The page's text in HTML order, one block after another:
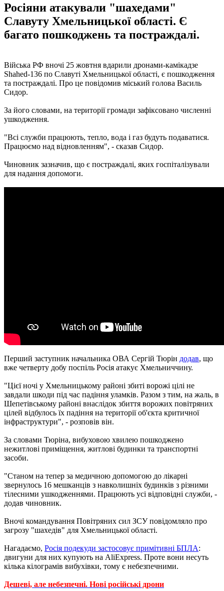
Росіяни атакували "шахедами"
Славуту Хмельницької області. Є
багато пошкоджень та постраждалі.
Війська РФ вночі 25 жовтня вдарили дронами-камікадзе
Shahed-136 по Славуті Хмельницької області, є пошкодження
та постраждалі. Про це повідомив міський голова Василь
Сидор.
За його словами, на території громади зафіксовано численні
ушкодження.
"Всі служби працюють, тепло, вода і газ будуть подаватися.
Працюємо над відновленням", - сказав Сидор.
Чиновник зазначив, що є постраждалі, яких госпіталізували
для надання допомоги.
Перший заступник начальника ОВА Сергій Тюрін додав, що
вже четверту добу поспіль Росія атакує Хмельниччину.
"Цієї ночі у Хмельницькому районі збиті ворожі цілі не
завдали шкоди під час падіння уламків. Разом з тим, на жаль, в
Шепетівському районі внаслідок збиття ворожих повітряних
цілей відбулось їх падіння на території об'єкта критичної
інфраструктури", - розповів він.
За словами Тюріна, вибуховою хвилею пошкоджено
нежитлові приміщення, житлові будинки та транспортні
засоби.
"Станом на тепер за медичною допомогою до лікарні
звернулось 16 мешканців з навколишніх будинків з різними
тілесними ушкодженнями. Працюють усі відповідні служби, -
додав чиновник.
Вночі командування Повітряних сил ЗСУ повідомляло про
загрозу "шахедів" для Хмельницької області.
Нагадаємо, Росія подекуди застосовує примітивні БПЛА:
двигуни для них купують на AliExpress. Проте вони несуть
кілька кілограмів вибухівки, тому є небезпечними.
Дешеві, але небезпечні. Нові російські дрони